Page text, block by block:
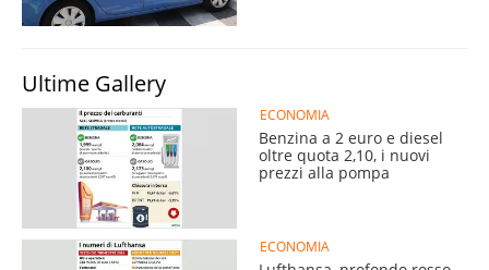
Ultime Gallery
ECONOMIA
Benzina a 2 euro e diesel
oltre quota 2,10, i nuovi
prezzi alla pompa
ECONOMIA